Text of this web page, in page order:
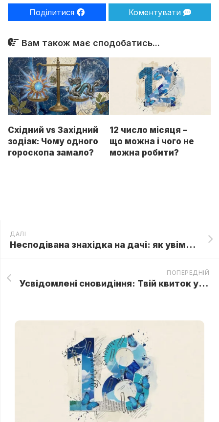
Поділитися Коментувати
Вам також має сподобатись...
Східний vs Західний
зодіак: Чому одного
гороскопа замало?
12 число місяця –
що можна і чого не
можна робити?
ДАЛІ
Несподівана знахідка на дачі: як увімкнення телефону чоловіка відкрило Юлі очі на правду
ПОПЕРЕДНІЙ
Усвідомлені сновидіння: Твій квиток у Гоґвортс (без сов і листів)